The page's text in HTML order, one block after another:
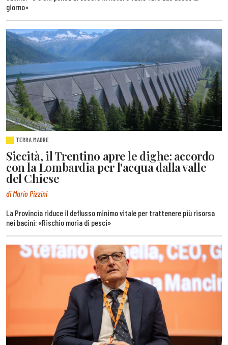
giorno»
TERRA MADRE
Siccità, il Trentino apre le dighe: accordo
con la Lombardia per l'acqua dalla valle
del Chiese
di Mario Pizzini
La Provincia riduce il deflusso minimo vitale per trattenere più risorsa
nei bacini: «Rischio moria di pesci»